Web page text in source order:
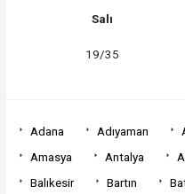
Salı
19/35
Adana Adıyaman
Amasya
Antalya
Balıkesir
Bartın